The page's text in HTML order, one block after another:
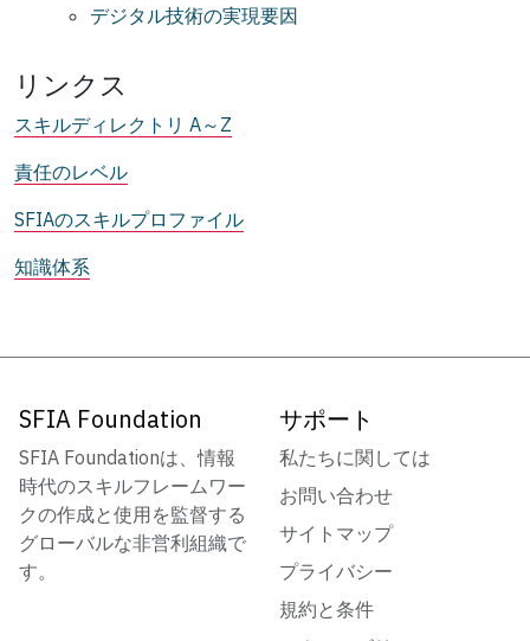
デジタル技術の実現要因
リンクス
スキルディレクトリ A～Z
責任のレベル
SFIAのスキルプロファイル
知識体系
SFIA Foundation
SFIA Foundationは、情報
時代のスキルフレームワー
クの作成と使用を監督する
グローバルな非営利組織で
す。
サポート
私たちに関しては
お問い合わせ
サイトマップ
プライバシー
規約と条件